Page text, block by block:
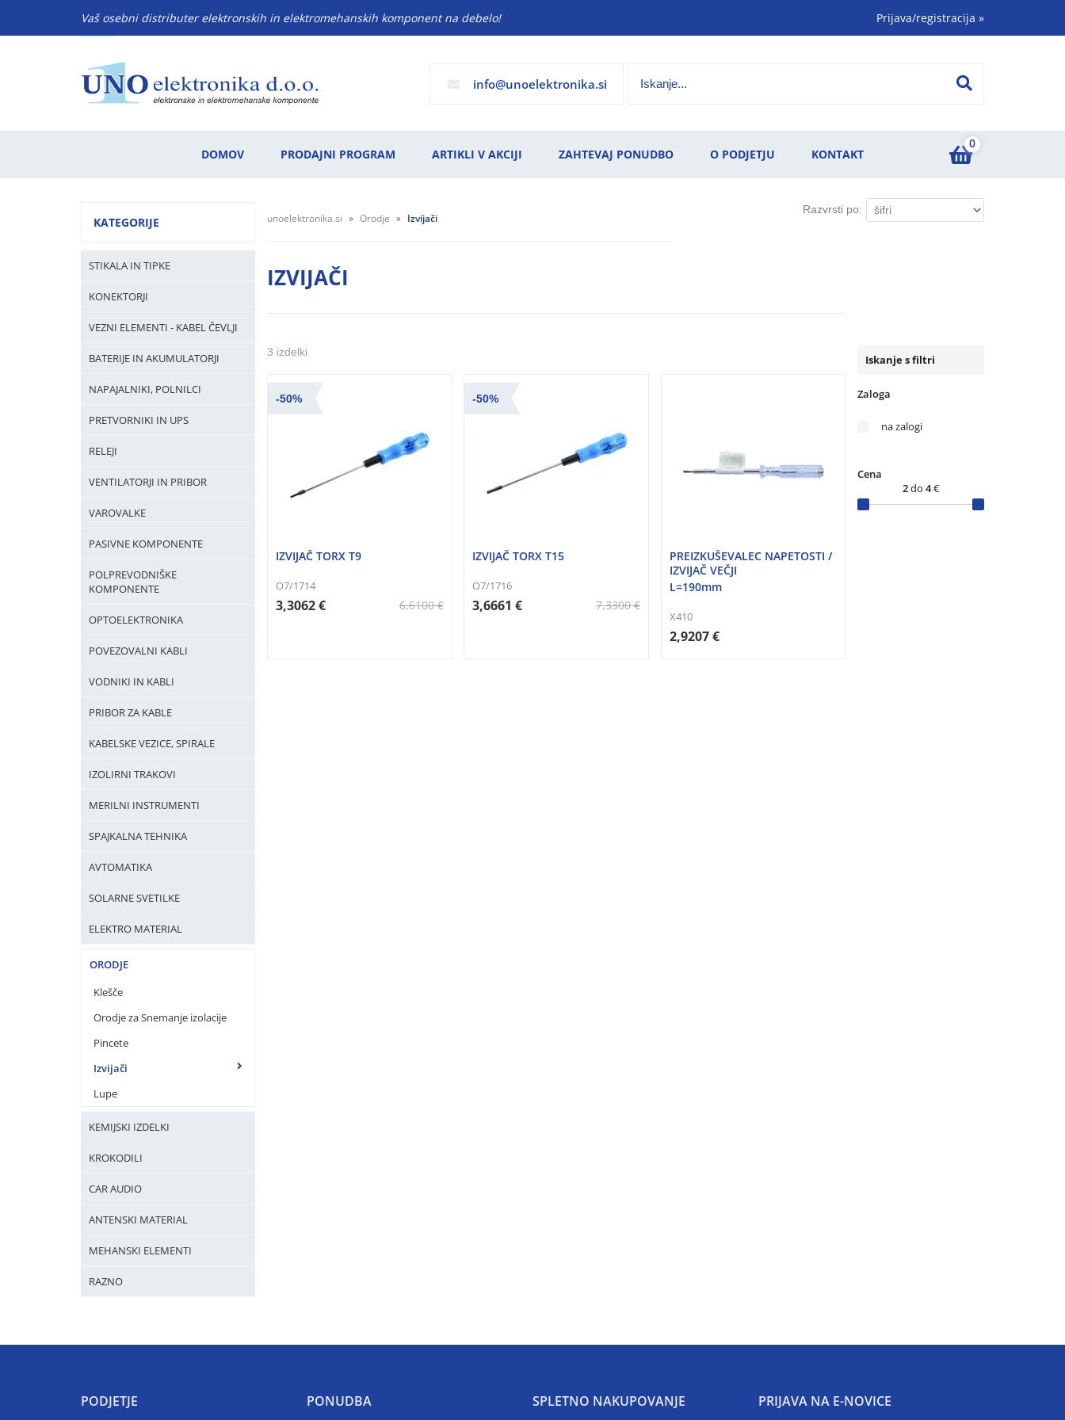
Vaš osebni distributer elektronskih in elektromehanskih komponent na debelo! Prijava/registracija »
info unoelektronika.si
0
DOMOV PRODAJNI PROGRAM ARTIKLI V AKCIJI ZAHTEVAJ PONUDBO O PODJETJU KONTAKT
KATEGORIJE
STIKALA IN TIPKE
KONEKTORJI
VEZNI ELEMENTI - KABEL ČEVLJI
BATERIJE IN AKUMULATORJI
NAPAJALNIKI, POLNILCI
PRETVORNIKI IN UPS
RELEJI
VENTILATORJI IN PRIBOR
VAROVALKE
PASIVNE KOMPONENTE
POLPREVODNIŠKE
KOMPONENTE
OPTOELEKTRONIKA
POVEZOVALNI KABLI
VODNIKI IN KABLI
PRIBOR ZA KABLE
KABELSKE VEZICE, SPIRALE
IZOLIRNI TRAKOVI
MERILNI INSTRUMENTI
SPAJKALNA TEHNIKA
AVTOMATIKA
SOLARNE SVETILKE
ELEKTRO MATERIAL
ORODJE
Klešče
Orodje za Snemanje izolacije
Pincete
Izvijači
Lupe
KEMIJSKI IZDELKI
KROKODILI
CAR AUDIO
ANTENSKI MATERIAL
MEHANSKI ELEMENTI
RAZNO
unoelektronika.si Orodje Izvijači
Razvrsti po:
IZVIJAČI
3 izdelki
-50%
IZVIJAČ TORX T9
O7/1714
6,6100 €
3,3062 €
-50%
IZVIJAČ TORX T15
O7/1716
7,3300 €
3,6661 €
PREIZKUŠEVALEC NAPETOSTI /
IZVIJAČ VEČJI
L=190mm
X410
2,9207 €
Iskanje s filtri
Zaloga
na zalogi
Cena
2do 4€
PODJETJE PONUDBA SPLETNO NAKUPOVANJE PRIJAVA NA E-NOVICE